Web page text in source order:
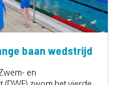
baan wedstrijd
en